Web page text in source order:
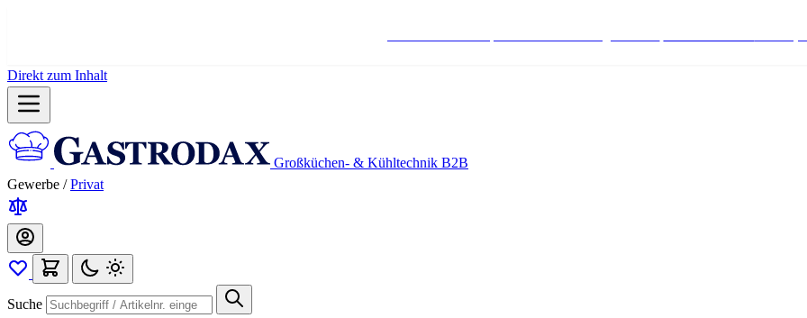
Direkt zum Inhalt
Großküchen- & Kühltechnik B2B
Gewerbe / Privat
Suche